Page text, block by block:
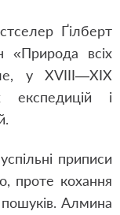
Ґілберт
«Природа всіх
у XVIII—XIX
експедицій і
приписи
проте кохання
Алмина